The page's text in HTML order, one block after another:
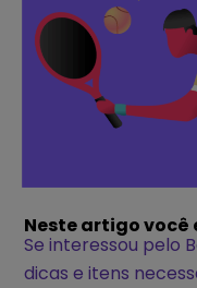
Neste artigo você
Se interessou pelo
dicas e itens